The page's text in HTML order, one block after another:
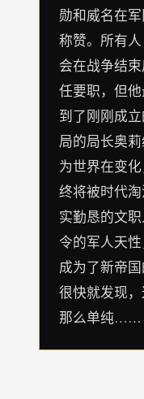
勋和威名在
称赞。所有
会在战争结
任要职，但
到了刚刚成
局的局长奥
为世界在变
终将被时代
实勤恳的文
令的军人天性
成为了新帝
很快就发现
那么单纯……